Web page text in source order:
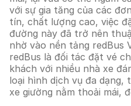
với sự gia tăng của các
tín, chất lượng cao, việc
đường này đã trở nên
nhờ vào nền tảng redBus
redBus là đối tác đặt vé
khách với nhiều nhà xe
loại hình dịch vụ đa dạng,
xe giường nằm thoải mái,